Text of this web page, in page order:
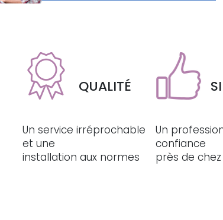
QUALITÉ
Un service irréprochable
et une
installation aux normes
Un
confiance
près de chez